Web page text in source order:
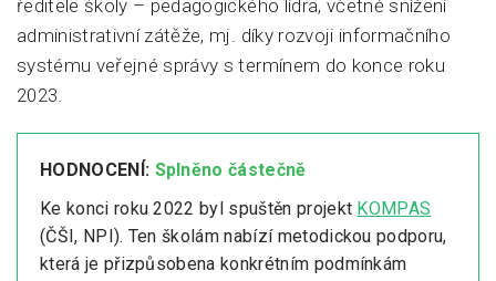
ředitele školy – pedagogického lídra, včetně snížení
administrativní zátěže, mj. díky rozvoji informačního
systému veřejné správy s termínem do konce roku
2023.
HODNOCENÍ: Splněno částečně
Ke konci roku 2022 byl spuštěn projekt KOMPAS
(ČŠI, NPI). Ten školám nabízí metodickou podporu,
která je přizpůsobena konkrétním podmínkám